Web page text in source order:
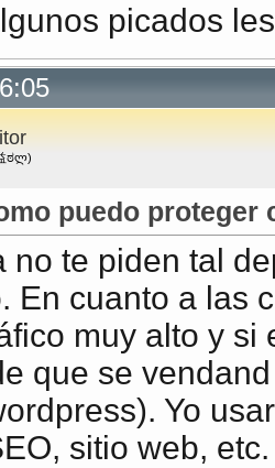
picados
ಠლ)
puedo
no te piden tal
En cuanto a las
muy alto y si
que se
Yo
sitio web, etc.